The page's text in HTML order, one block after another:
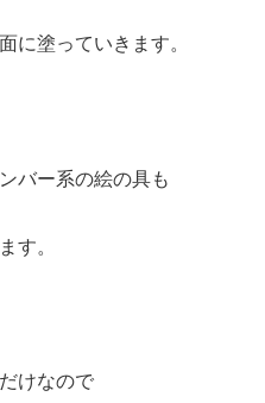
に塗っていきます。
バー系の絵の具も
す。
けなので